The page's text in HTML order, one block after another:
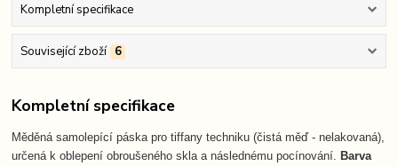
Kompletní specifikace
Související zboží 6
Kompletní specifikace
Měděná samolepící páska pro tiffany techniku (čistá měď - nelakovaná),
určená k oblepení obroušeného skla a následnému pocínování.Barva